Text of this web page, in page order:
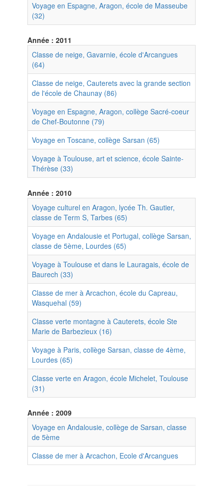
Voyage en Espagne, Aragon, école de Masseube
(32)
Année : 2011
Classe de neige, Gavarnie, école d'Arcangues
(64)
Classe de neige, Cauterets avec la grande section
de l'école de Chaunay (86)
Voyage en Espagne, Aragon, collège Sacré-coeur
de Chef-Boutonne (79)
Voyage en Toscane, collège Sarsan (65)
Voyage à Toulouse, art et science, école Sainte-
Thérèse (33)
Année : 2010
Voyage culturel en Aragon, lycée Th. Gautier,
classe de Term S, Tarbes (65)
Voyage en Andalousie et Portugal, collège Sarsan,
classe de 5ème, Lourdes (65)
Voyage à Toulouse et dans le Lauragais, école de
Baurech (33)
Classe de mer à Arcachon, école du Capreau,
Wasquehal (59)
Classe verte montagne à Cauterets, école Ste
Marie de Barbezieux (16)
Voyage à Paris, collège Sarsan, classe de 4ème,
Lourdes (65)
Classe verte en Aragon, école Michelet, Toulouse
(31)
Année : 2009
Voyage en Andalousie, collège de Sarsan, classe
de 5ème
Classe de mer à Arcachon, Ecole d'Arcangues